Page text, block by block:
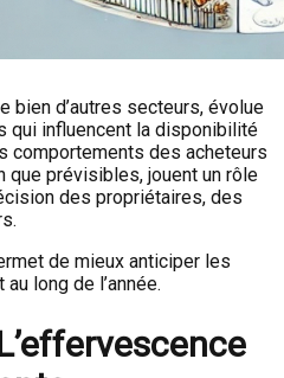
bien d’autres secteurs, évolue
qui influencent la disponibilité
comportements des acheteurs
que prévisibles, jouent un rôle
des propriétaires, des
de mieux anticiper les
long de l’année.